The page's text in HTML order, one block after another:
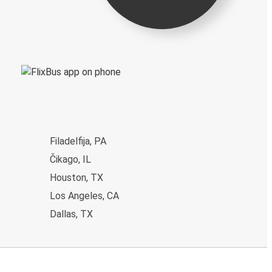
Filadelfija, PA
Čikago, IL
Houston, TX
Los Angeles, CA
Dallas, TX